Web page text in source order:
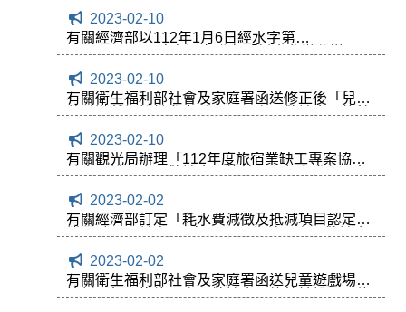
預估缺)提供求才媒合服務案，敬請會員旅館依照
計畫辦理，相關資訊請參閱附件。
2023-02-10
有關經濟部以112年1月6日經水字第
11104605130號令訂定發布「耗水費徵收辦
明及逐條說明一案，相關資訊請參閱附件。
2023-02-10
有關衛生福利部社會及家庭署函送修正後「兒童
共融遊戲場設計參考手冊」一案，敬請會員旅館
附件。2023-02-10
有關觀光局辦理「112年度旅宿業缺工專案協助
計畫」說明會，敬請會員旅館踴躍報名參加，相
2023-02-02
有關經濟部訂定「耗水費減徵及抵減項目認定作
業要點」，並自112年2月1日生效一案，敬請會
2023-02-02
有關衛生福利部社會及家庭署函送兒童遊戲場防
範靜電相關措施一案，敬請會員旅館於設置及修